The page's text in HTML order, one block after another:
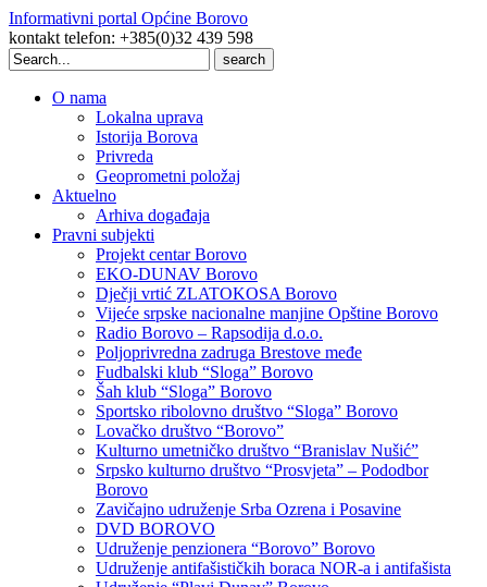
Informativni portal Općine Borovo
kontakt telefon: +385(0)32 439 598
Search
for:
O nama
Lokalna uprava
Istorija Borova
Privreda
Geoprometni položaj
Aktuelno
Arhiva događaja
Pravni subjekti
Projekt centar Borovo
EKO-DUNAV Borovo
Dječji vrtić ZLATOKOSA Borovo
Vijeće srpske nacionalne manjine Opštine Borovo
Radio Borovo – Rapsodija d.o.o.
Poljoprivredna zadruga Brestove međe
Fudbalski klub “Sloga” Borovo
Šah klub “Sloga” Borovo
Sportsko ribolovno društvo “Sloga” Borovo
Lovačko društvo “Borovo”
Kulturno umetničko društvo “Branislav Nušić”
Srpsko kulturno društvo “Prosvjeta” – Pododbor
Borovo
Zavičajno udruženje Srba Ozrena i Posavine
DVD BOROVO
Udruženje penzionera “Borovo” Borovo
Udruženje antifašističkih boraca NOR-a i antifašista